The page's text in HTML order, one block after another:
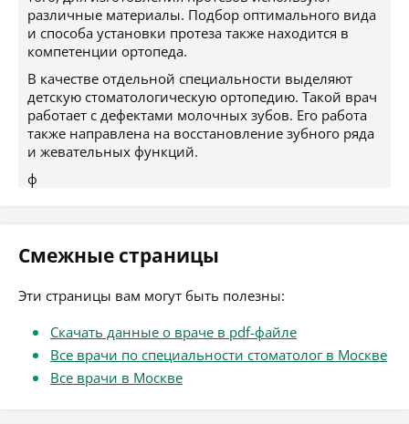
различные материалы. Подбор оптимального вида
и способа установки протеза также находится в
компетенции ортопеда.
В качестве отдельной специальности выделяют
детскую стоматологическую ортопедию. Такой врач
работает с дефектами молочных зубов. Его работа
также направлена на восстановление зубного ряда
и жевательных функций.
ф
Смежные страницы
Эти страницы вам могут быть полезны:
Скачать данные о враче в pdf-файле
Все врачи по специальности стоматолог в Москве
Все врачи в Москве